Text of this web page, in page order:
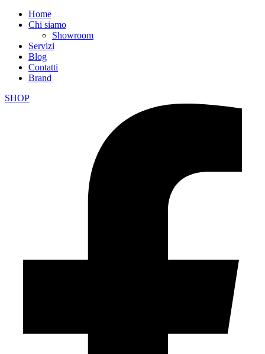
Home
Chi siamo
Showroom
Servizi
Blog
Contatti
Brand
SHOP